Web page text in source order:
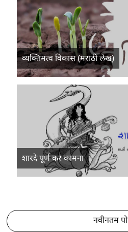
व्यक्तिमत्व विकास (मराठी लेख)
शारदे पूर्ण कर कामना
नवीनतम